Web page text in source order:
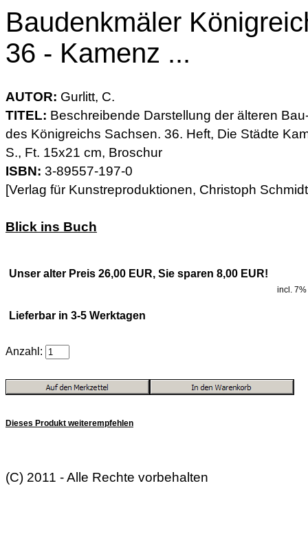
Baudenkmäler
36 - Kamenz ...
AUTOR: Gurlitt, C.
TITEL: Beschreibende Darstellung der älteren
des Königreichs Sachsen. 36. Heft, Die Städte
S., Ft. 15x21 cm, Broschur
ISBN: 3-89557-197-0
[Verlag für Kunstreproduktionen, Christoph
Blick ins Buch
Unser alter Preis 26,00 EUR, Sie sparen 8,00 EUR!
incl. 7%
Lieferbar in 3-5 Werktagen
Anzahl:
Dieses Produkt weiterempfehlen
(C) 2011 - Alle Rechte vorbehalten